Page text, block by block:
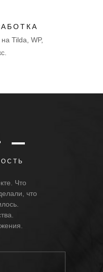
Tilda, WP,
Что
что